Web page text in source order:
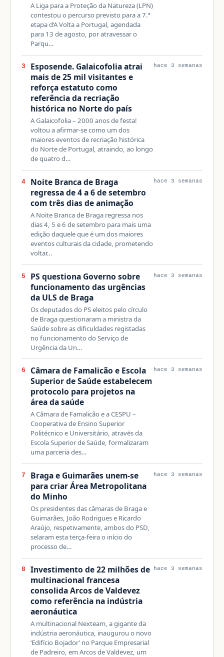
A Liga para a Proteção da Natureza (LPN)
contestou o percurso previsto para a 7.ª
etapa d’A Volta a Portugal, agendada
para 13 de agosto, por atravessar o
Parqu…
3
Esposende. Galaicofolia atrai
mais de 25 mil visitantes e
reforça estatuto como
referência da recriação
histórica no Norte do país
A Galaicofolia – 2000 anos de festa!
voltou a afirmar-se como um dos
maiores eventos de recriação histórica
do Norte de Portugal, atraindo, ao longo
de quatro d…
hace 3 semanas
4
Noite Branca de Braga
regressa de 4 a 6 de setembro
com três dias de animação
A Noite Branca de Braga regressa nos
dias 4, 5 e 6 de setembro para mais uma
edição daquele que é um dos maiores
eventos culturais da cidade, prometendo
voltar…
hace 3 semanas
5
PS questiona Governo sobre
funcionamento das urgências
da ULS de Braga
Os deputados do PS eleitos pelo círculo
de Braga questionaram a ministra da
Saúde sobre as dificuldades registadas
no funcionamento do Serviço de
Urgência da Un…
hace 3 semanas
6
Câmara de Famalicão e Escola
Superior de Saúde estabelecem
protocolo para projetos na
área da saúde
A Câmara de Famalicão e a CESPU –
Cooperativa de Ensino Superior
Politécnico e Universitário, através da
Escola Superior de Saúde, formalizaram
uma parceria des…
hace 3 semanas
7
Braga e Guimarães unem-se
para criar Área Metropolitana
do Minho
Os presidentes das câmaras de Braga e
Guimarães, João Rodrigues e Ricardo
Araújo, respetivamente, ambos do PSD,
selaram esta terça-feira o início do
processo de…
hace 3 semanas
8
Investimento de 22 milhões de
multinacional francesa
consolida Arcos de Valdevez
como referência na indústria
aeronáutica
A multinacional Nexteam, a gigante da
indústria aeronáutica, inaugurou o novo
‘Edifício Bojador’ no Parque Empresarial
de Padreiro, em Arcos de Valdevez, um
hace 3 semanas